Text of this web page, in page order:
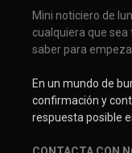
Mini noticiero de
cualquiera que
saber para
En un mundo de
confirmación y
respuesta posible